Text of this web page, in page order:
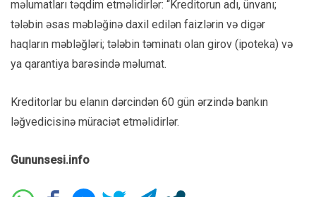
məlumatları təqdim etməlidirlər: “Kreditorun adı, ünvanı;
tələbin əsas məbləğinə daxil edilən faizlərin və digər
haqların məbləğləri; tələbin təminatı olan girov (ipoteka) və
ya qarantiya barəsində məlumat.
Kreditorlar bu elanın dərcindən 60 gün ərzində bankın
ləğvedicisinə müraciət etməlidirlər.
Gununsesi.info